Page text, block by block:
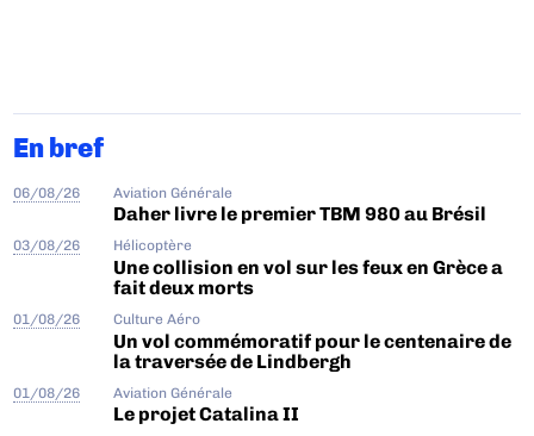
En bref
06/08/26 Aviation Générale
Daher livre le premier TBM 980 au Brésil
03/08/26 Hélicoptère
Une collision en vol sur les feux en Grèce a
fait deux morts
01/08/26 Culture Aéro
Un vol commémoratif pour le centenaire de
la traversée de Lindbergh
01/08/26 Aviation Générale
Le projet Catalina II